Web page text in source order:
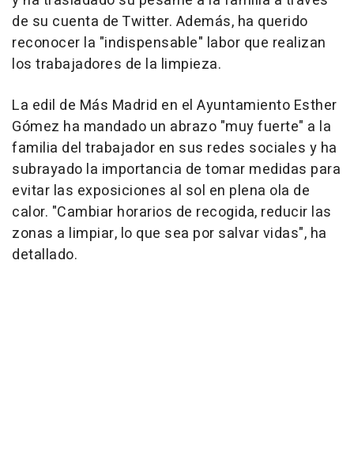
de su cuenta de Twitter. Además, ha querido
reconocer la "indispensable" labor que realizan
los trabajadores de la limpieza.
La edil de Más Madrid en el Ayuntamiento Esther
Gómez ha mandado un abrazo "muy fuerte" a la
familia del trabajador en sus redes sociales y ha
subrayado la importancia de tomar medidas para
evitar las exposiciones al sol en plena ola de
calor. "Cambiar horarios de recogida, reducir las
zonas a limpiar, lo que sea por salvar vidas", ha
detallado.